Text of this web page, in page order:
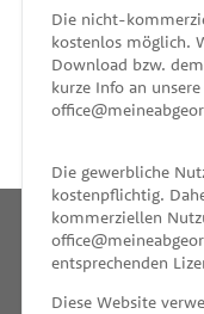
INFO
Die nicht-
kostenlos möglich.
Download bzw.
kurze Info an
Die gewerbliche
kostenpflichtig.
kommerziellen
entsprechenden
Diese Website